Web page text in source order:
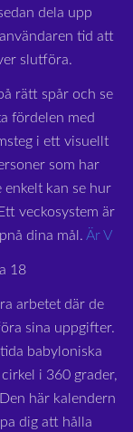
dela upp
tid att
slutföra.
rätt spår och se
fördelen med
i ett visuellt
som har
kan se hur
veckosystem är
dina mål. Är V
18
arbetet där de
sina uppgifter.
babyloniska
i 360 grader,
här kalendern
dig att hålla